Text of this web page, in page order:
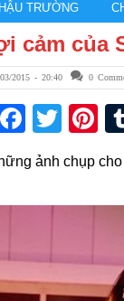
HẬU TRƯỜNG
cảm của
2015 - 20:40 0
ảnh chụp